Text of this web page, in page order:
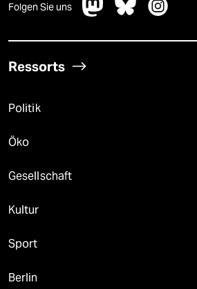
Folgen Sie uns
Ressorts
Politik
Öko
Gesellschaft
Kultur
Sport
Berlin